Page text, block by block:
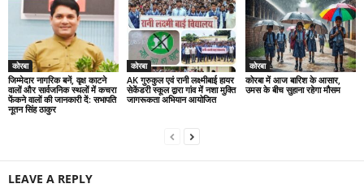
कोरबा
जिम्मेदार नागरिक बनें, वृक्ष काटने
वालों और सार्वजनिक स्थलों में कचरा
फेंकने वालों की जानकारी दें: सभापति
नूतन सिंह ठाकुर
कोरबा
AK गुरुकुल एवं रानी लक्ष्मीबाई हायर
सेकेंडरी स्कूल द्वारा गांव में नशा मुक्ति
जागरूकता अभियान आयोजित
कोरबा
कोरबा में आज बारिश के आसार,
उमस के बीच सुहाना रहेगा मौसम
LEAVE A REPLY